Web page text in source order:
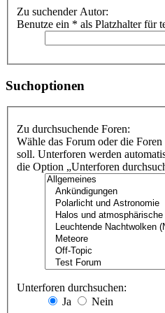
Zu suchender Autor:
Benutze ein * als Platzhalter für
Suchoptionen
Zu durchsuchende Foren:
Wähle das Forum oder die
soll. Unterforen werden
die Option „Unterforen
Unterforen durchsuchen:
Ja
Nein